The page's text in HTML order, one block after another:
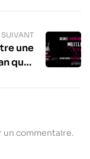
SUIVANT
une
qui a
commentaire.